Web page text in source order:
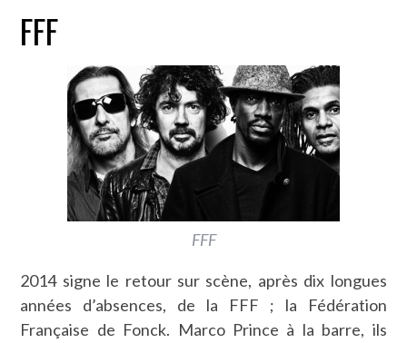
FFF
FFF
2014 signe le retour sur scène, après dix longues
années d’absences, de la FFF ; la Fédération
Française de Fonck. Marco Prince à la barre, ils